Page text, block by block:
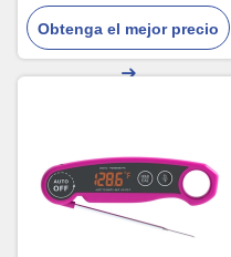
BARBACOA dual de la punta
de prueba SS304 fácil asar a
la parrilla
Obtenga el mejor precio